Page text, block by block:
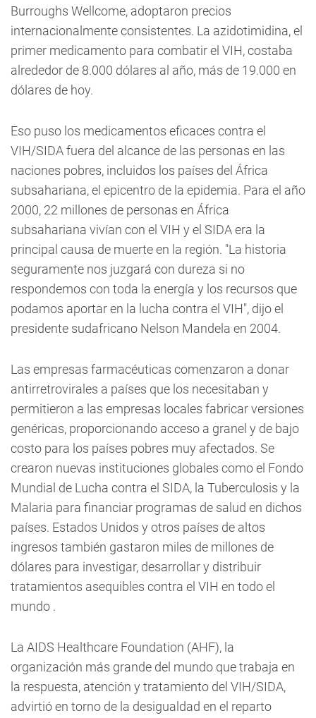
Burroughs Wellcome, adoptaron precios
internacionalmente consistentes. La azidotimidina, el
primer medicamento para combatir el VIH, costaba
alrededor de 8.000 dólares al año, más de 19.000 en
dólares de hoy.
Eso puso los medicamentos eficaces contra el
VIH/SIDA fuera del alcance de las personas en las
naciones pobres, incluidos los países del África
subsahariana, el epicentro de la epidemia. Para el año
2000, 22 millones de personas en África
subsahariana vivían con el VIH y el SIDA era la
principal causa de muerte en la región. "La historia
seguramente nos juzgará con dureza si no
respondemos con toda la energía y los recursos que
podamos aportar en la lucha contra el VIH", dijo el
presidente sudafricano Nelson Mandela en 2004.
Las empresas farmacéuticas comenzaron a donar
antirretrovirales a países que los necesitaban y
permitieron a las empresas locales fabricar versiones
genéricas, proporcionando acceso a granel y de bajo
costo para los países pobres muy afectados. Se
crearon nuevas instituciones globales como el Fondo
Mundial de Lucha contra el SIDA, la Tuberculosis y la
Malaria para financiar programas de salud en dichos
países. Estados Unidos y otros países de altos
ingresos también gastaron miles de millones de
dólares para investigar, desarrollar y distribuir
tratamientos asequibles contra el VIH en todo el
mundo .
La AIDS Healthcare Foundation (AHF), la
organización más grande del mundo que trabaja en
la respuesta, atención y tratamiento del VIH/SIDA,
advirtió en torno de la desigualdad en el reparto